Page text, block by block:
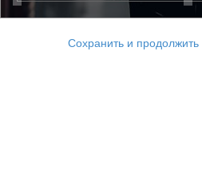
Сохранить и продолжить